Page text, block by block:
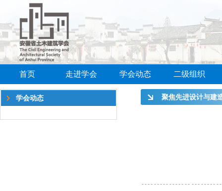
首页 走进学会 学会动态 二级组织
学会动态
聚焦先进设计与建